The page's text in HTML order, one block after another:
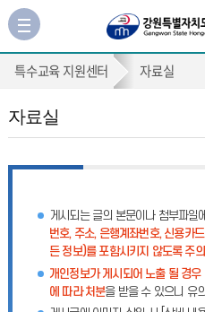
사
이
트
맵
로
가
기
자
실
특수교육 지원센터 자료실
자료실
게시되는 글의 본문이나 첨부파일에
번호, 주소, 은행계좌번호, 신용카
든 정보)를 포함시키지 않도록 주의
개인정보가 게시되어 노출 될 경
에 따라 처분을 받을 수 있으니 유